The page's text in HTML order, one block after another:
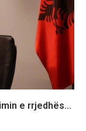
e rrjedhës...